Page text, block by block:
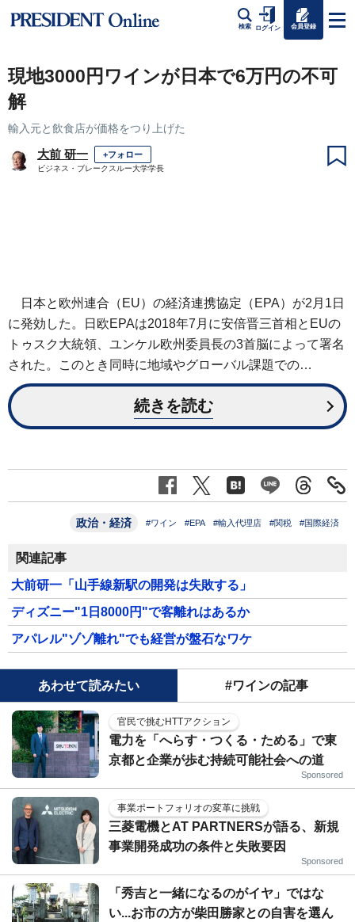
検索 ログイン 会員登録
現地3000円ワインが日本で6万円の不可
解
輸入元と飲食店が価格をつり上げた
大前 研一 +フォロー
ビジネス・ブレークスルー大学学長
日本と欧州連合（EU）の経済連携協定（EPA）が2月1日
に発効した。日欧EPAは2018年7月に安倍晋三首相とEUの
トゥスク大統領、ユンケル欧州委員長の3首脳によって署名
された。このとき同時に地域やグローバル課題での…
続きを読む
政治・経済 #ワイン #EPA #輸入代理店 #関税 #国際経済
関連記事
大前研一「山手線新駅の開発は失敗する」
ディズニー"1日8000円"で客離れはあるか
アパレル"ゾゾ離れ"でも経営が盤石なワケ
あわせて読みたい #ワインの記事
官民で挑むHTTアクション
電力を「へらす・つくる・ためる」で東
京都と企業が歩む持続可能社会への道
Sponsored
事業ポートフォリオの変革に挑戦
三菱電機とAT PARTNERSが語る、新規
事業開発成功の条件と失敗要因
Sponsored
「秀吉と一緒になるのがイヤ」ではな
い...お市の方が柴田勝家との自害を選ん